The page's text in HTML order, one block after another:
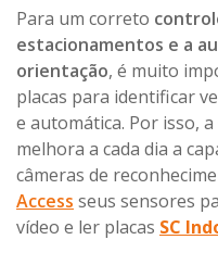
Para um correto
estacionamentos e a
orientação, é muito
placas para identificar
e automática. Por isso,
melhora a cada dia a
câmeras de
Access seus sensores
vídeo e ler placas SC